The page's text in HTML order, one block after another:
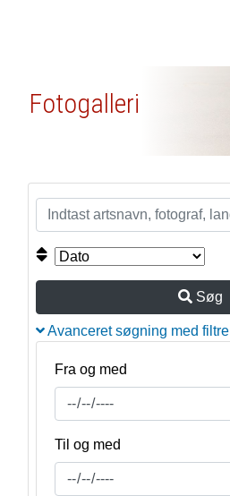
Fotogalleri
Søg
Avanceret søgning med filtre
Fra og med
Til og med